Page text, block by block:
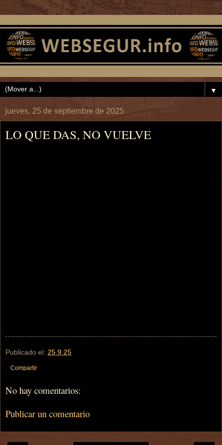
▼
jueves, 25 de septiembre de 2025
LO QUE DAS, NO VUELVE
Publicado el: 25.9.25
Compartir
No hay comentarios:
Publicar un comentario